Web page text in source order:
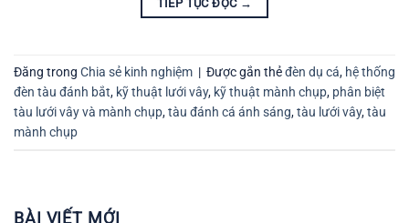
TIẾP TỤC ĐỌC →
Đăng trong Chia sẻ kinh nghiệm | Được gắn thẻđèn dụ cá, hệ thống
đèn tàu đánh bắt, kỹ thuật lưới vây, kỹ thuật mành chụp, phân biệt
tàu lưới vây và mành chụp,tàu đánh cá ánh sáng,tàu lưới vây,tàu
mành chụp
BÀI VIẾT MỚI